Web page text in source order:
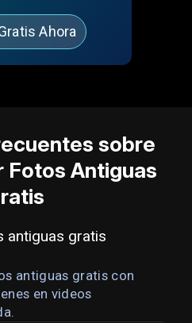
Ahora
sobre
Fotos Antiguas
antiguas gratis
antiguas gratis con
en videos